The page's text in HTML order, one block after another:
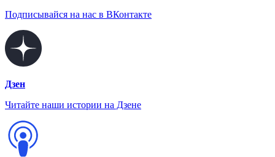
Подписывайся на нас в ВКонтакте
Дзен
Читайте наши истории на Дзене